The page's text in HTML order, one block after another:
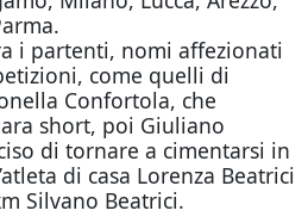
i partenti, nomi affezionati
come quelli di
Confortola, che
short, poi Giuliano
di tornare a cimentarsi in
di casa Lorenza Beatrici
Silvano Beatrici.